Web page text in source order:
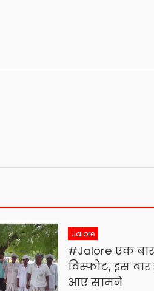
Jalore
#Jalore एक
विस्फोट, इस
आए सामने